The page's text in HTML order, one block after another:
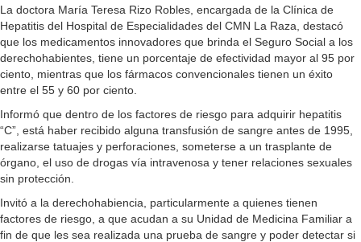
La doctora María Teresa Rizo Robles, encargada de la Clínica de
Hepatitis del Hospital de Especialidades del CMN La Raza, destacó
que los medicamentos innovadores que brinda el Seguro Social a los
derechohabientes, tiene un porcentaje de efectividad mayor al 95 por
ciento, mientras que los fármacos convencionales tienen un éxito
entre el 55 y 60 por ciento.
Informó que dentro de los factores de riesgo para adquirir hepatitis
“C”, está haber recibido alguna transfusión de sangre antes de 1995,
realizarse tatuajes y perforaciones, someterse a un trasplante de
órgano, el uso de drogas vía intravenosa y tener relaciones sexuales
sin protección.
Invitó a la derechohabiencia, particularmente a quienes tienen
factores de riesgo, a que acudan a su Unidad de Medicina Familiar a
fin de que les sea realizada una prueba de sangre y poder detectar si